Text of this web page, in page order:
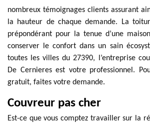
nombreux témoignages clients assurant
la hauteur de chaque demande. La
prépondérant pour la tenue d’une
conserver le confort dans un sain
toutes les villes du 27390, l’entreprise
De Cernieres est votre professionnel.
gratuit, faites votre demande.
Couvreur pas cher
Est-ce que vous comptez travailler sur la